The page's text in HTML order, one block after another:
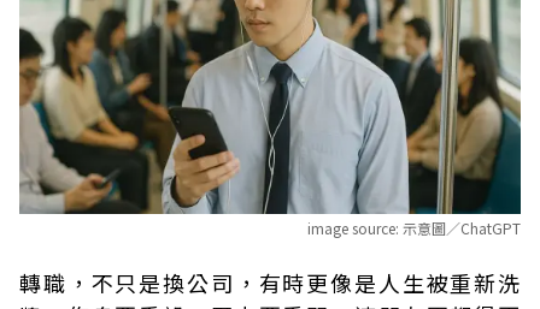
image source: 示意圖／ChatGPT
轉職，不只是換公司，有時更像是人生被重新洗